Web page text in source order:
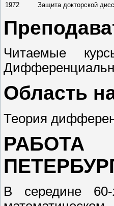
1972
Защита докторской
Читаемые
Область
Теория
В середине 60-